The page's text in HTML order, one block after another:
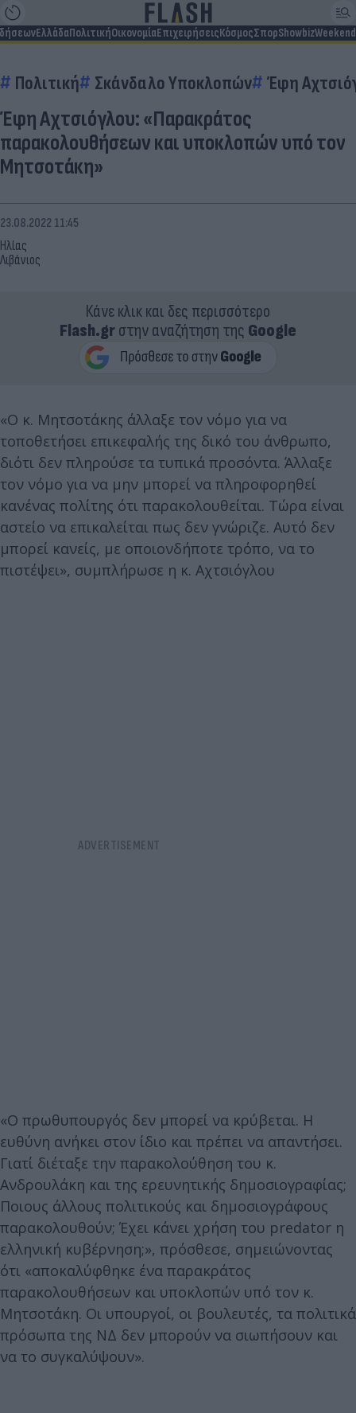
ΕλλάδαΠολιτικήΟικονομίαΕπιχειρήσειςΚόσμοςΣπορShowbizWeekend
Πολιτική Σκάνδαλο Υποκλοπών Έφη
Έφη Αχτσιόγλου: «Παρακράτος
παρακολουθήσεων και υποκλοπών υπό τον
Μητσοτάκη»
Ηλίας
Λιβάνιος
23.08.2022 11:45
Κάνε κλικ και δες περισσότερο
Flash.grστην αναζήτηση της Google
«Ο κ. Μητσοτάκης άλλαξε τον νόμο για να
τοποθετήσει επικεφαλής της δικό του άνθρωπο,
διότι δεν πληρούσε τα τυπικά προσόντα. Άλλαξε
τον νόμο για να μην μπορεί να πληροφορηθεί
κανένας πολίτης ότι παρακολουθείται. Τώρα είναι
αστείο να επικαλείται πως δεν γνώριζε. Αυτό δεν
μπορεί κανείς, με οποιονδήποτε τρόπο, να το
πιστέψει», συμπλήρωσε η κ. Αχτσιόγλου
«Ο πρωθυπουργός δεν μπορεί να κρύβεται. Η
ευθύνη ανήκει στον ίδιο και πρέπει να απαντήσει.
Γιατί διέταξε την παρακολούθηση του κ.
Ανδρουλάκη και της ερευνητικής δημοσιογραφίας;
Ποιους άλλους πολιτικούς και δημοσιογράφους
παρακολουθούν; Έχει κάνει χρήση του predator η
ελληνική κυβέρνηση;», πρόσθεσε, σημειώνοντας
ότι «αποκαλύφθηκε ένα παρακράτος
παρακολουθήσεων και υποκλοπών υπό τον κ.
Μητσοτάκη. Οι υπουργοί, οι βουλευτές, τα πολιτικά
πρόσωπα της ΝΔ δεν μπορούν να σιωπήσουν και
να το συγκαλύψουν».